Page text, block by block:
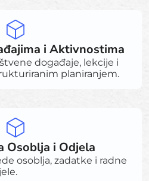
i Aktivnostima
događaje, lekcije i
planiranjem.
Osoblja i Odjela
osoblja, zadatke i radne